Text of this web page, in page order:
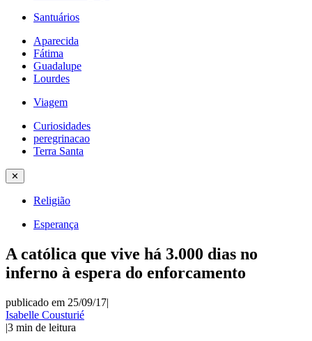
Santuários
Aparecida
Fátima
Guadalupe
Lourdes
Viagem
Curiosidades
peregrinacao
Terra Santa
✕
Religião
Esperança
A católica que vive há 3.000 dias no
inferno à espera do enforcamento
publicado em 25/09/17|
Isabelle Cousturié
|3 min de leitura